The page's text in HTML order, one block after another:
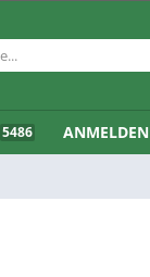
5486 ANMELDEN